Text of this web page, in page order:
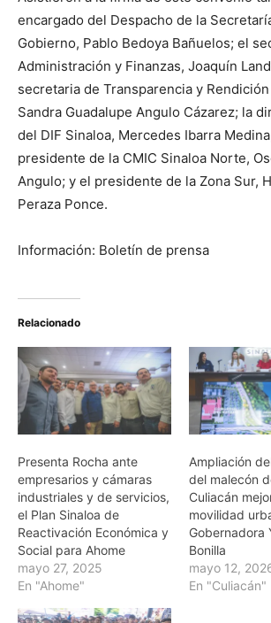
encargado del Despacho de la
Gobierno, Pablo Bedoya Bañuelos; el
Administración y Finanzas, Joaquín
secretaria de Transparencia y
Sandra Guadalupe Angulo Cázarez; la
del DIF Sinaloa, Mercedes Ibarra
presidente de la CMIC Sinaloa Norte,
Angulo; y el presidente de la Zona Sur,
Peraza Ponce.
Información: Boletín de prensa
Relacionado
Presenta Rocha ante
empresarios y cámaras
industriales y de servicios,
el Plan Sinaloa de
Reactivación Económica y
Social para Ahome
mayo 27, 2025
En "Ahome"
Ampliación
del malecón
Culiacán
movilidad
Gobernadora
Bonilla
mayo 12,
En "Culiacán"